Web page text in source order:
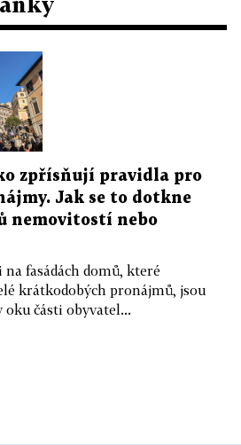
zpřísňují pravidla pro
Jak se to dotkne
nemovitostí nebo
fasádách domů, které
krátkodobých pronájmů, jsou
části obyvatel...